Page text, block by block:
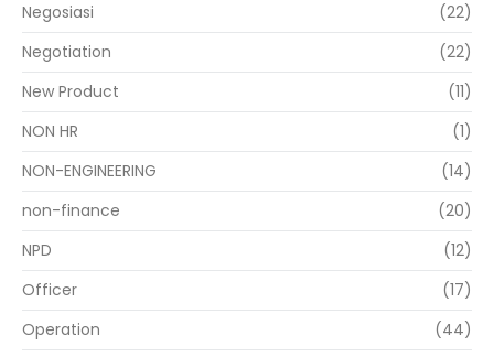
Negosiasi
(22)
Negotiation
(22)
New Product
(11)
NON HR
(1)
NON-ENGINEERING
(14)
non-finance
(20)
NPD
(12)
Officer
(17)
Operation
(44)